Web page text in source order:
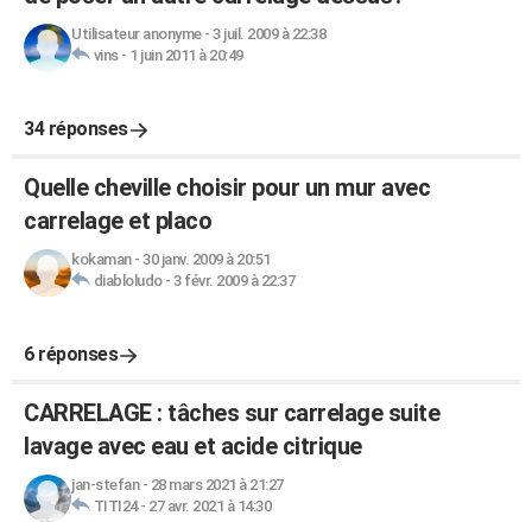
Utilisateur anonyme- 3 juil. 2009 à 22:38
vins- 1 juin 2011 à 20:49
34 réponses
Quelle cheville choisir pour un mur avec
carrelage et placo
kokaman- 30 janv. 2009 à 20:51
diabloludo- 3 févr. 2009 à 22:37
6 réponses
CARRELAGE : tâches sur carrelage suite
lavage avec eau et acide citrique
jan-stefan- 28 mars 2021 à 21:27
TITI24- 27 avr. 2021 à 14:30